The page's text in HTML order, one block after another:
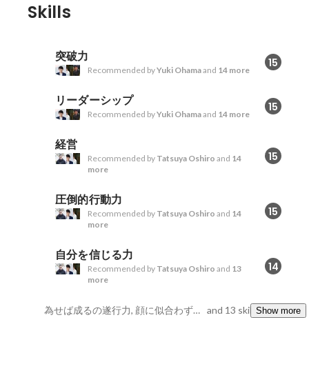
Skills
突破力 15
Recommended byYuki Ohamaand 14 more
リーダーシップ 15
Recommended byYuki Ohamaand 14 more
経営
15
Recommended by Tatsuya Oshiro and 14
more
圧倒的行動力
15
Recommended by Tatsuya Oshiro and 14
more
自分を信じる力
14
Recommended by Tatsuya Oshiro and 13
more
為せば成るの遂行力, 顔に似合わず頭の回転早い力, なんかようわからん人間的魅力 and 13 skillsShow more